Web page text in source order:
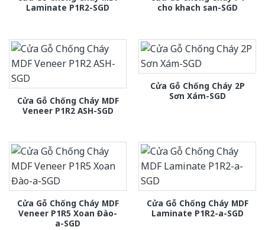
Laminate P1R2-SGD
cho khach san-SGD
Cửa Gỗ Chống Cháy MDF
Veneer P1R2 ASH-SGD
Cửa Gỗ Chống Cháy 2P
Sơn Xám-SGD
Cửa Gỗ Chống Cháy MDF
Veneer P1R5 Xoan Đào-
a-SGD
Cửa Gỗ Chống Cháy MDF
Laminate P1R2-a-SGD